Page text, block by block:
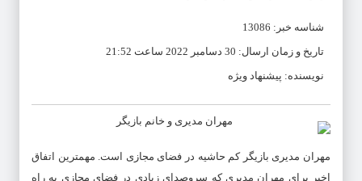
شناسه خبر: 13086
تاریخ و زمان ارسال: 30 دسامبر 2022 ساعت 21:52
نویسنده: پیشنهاد ویژه
مهران مدیریبازیگر کم حاشیه در فضای مجازی است. مهمترین اتفاق
اخیر برای مهران مدیری که سروصدای زیادی در فضای مجازی به راه